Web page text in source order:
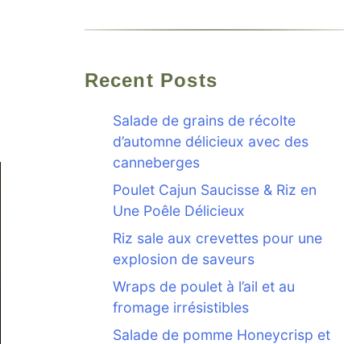
Recent Posts
Salade de grains de récolte
d’automne délicieux avec des
canneberges
Poulet Cajun Saucisse & Riz en
Une Poêle Délicieux
Riz sale aux crevettes pour une
explosion de saveurs
Wraps de poulet à l’ail et au
fromage irrésistibles
Salade de pomme Honeycrisp et